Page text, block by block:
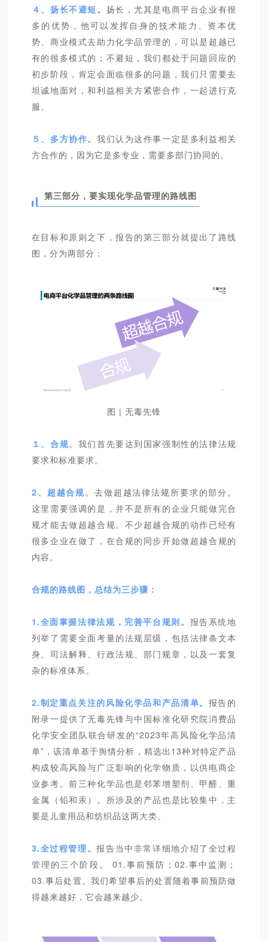
４、扬长不避短。 扬长，尤其是电商平台企业有很
多的优势，他可以发挥自身的技术能力、资本优
势、商业模式去助力化学品管理的，可以是超越已
有的很多模式的；不避短，我们都处于问题回应的
初步阶段，肯定会面临很多的问题，我们只需要去
坦诚地面对，和利益相关方紧密合作，一起进行克
服。
５、多方协作。 我们认为这件事一定是多利益相关
方合作的，因为它是多专业，需要多部门协同的。
第三部分，要实现化学品管理的路线图
在目标和原则之下，报告的第三部分就提出了路线
图，分为两部分：
图 | 无毒先锋
１、合规。我们首先要达到国家强制性的法律法规
要求和标准要求。
2、 超 越合规。去做超越法律法规所要求的部分。
这里需要强调的是，并不是所有的企业只能做完合
规才能去做超越合规。不少超越合规的动作已经有
很多企业在做了，在合规的同步开始做超越合规的
内容。
合规的路线图，总结为三步骤：
1.全面掌握法律法规，完善平台规则。 报告系统地
列举了需要全面考量的法规层级，包括法律条文本
身、司法解释、行政法规、部门规章，以及一套复
杂的标准体系。
2.制定重点关注的风险化学品和产品清单。 报告的
附录一提供了无毒先锋与中国标准化研究院消费品
化学安全团队联合研发的“2023年高风险化学品清
单”，该清单基于舆情分析，精选出13种对特定产品
构成较高风险与广泛影响的化学物质，以供电商企
业参考。前三种化学品也是邻苯增塑剂、甲醛、重
金属（铅和汞）。所涉及的产品也是比较集中，主
要是儿童用品和纺织品这两大类。
3.全过程管理。报告当中非常详细地介绍了全过程
管理的三个阶段。 01.事前预防；02.事中监测；
03.事后处置。我们希望事后的处置随着事前预防做
得越来越好，它会越来越少。